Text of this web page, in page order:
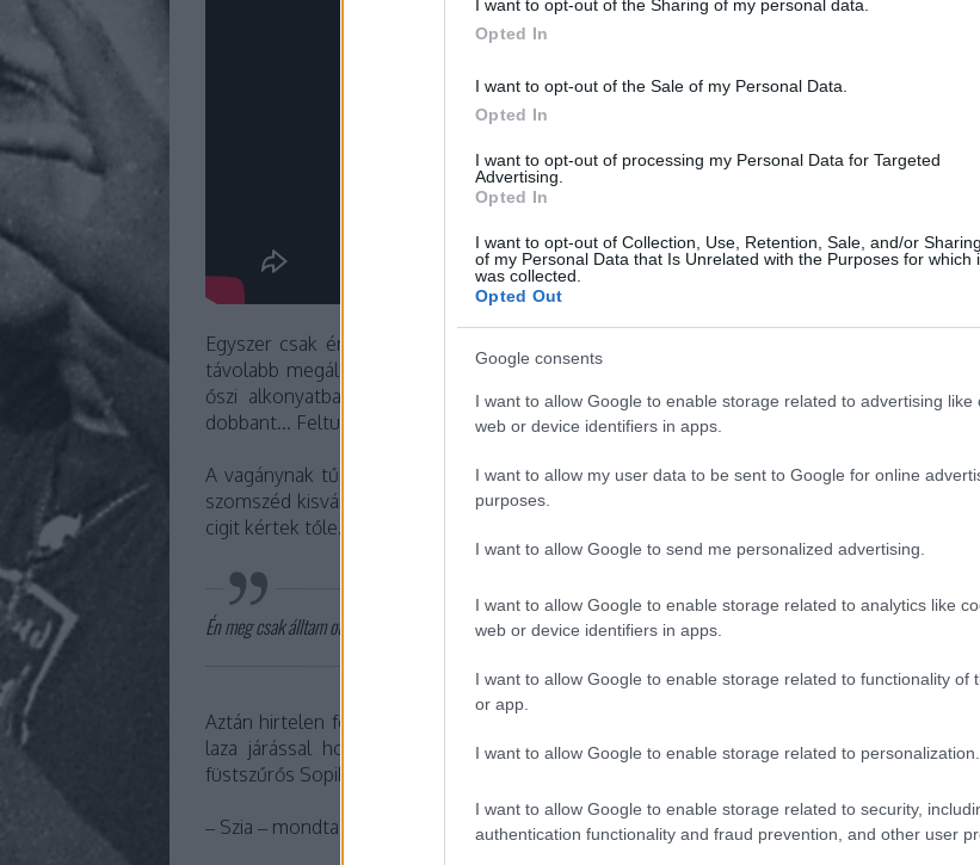
I want to opt-out of the Sharing of my personal data.
Opted In
I want to opt-out of the Sale of my Personal Data.
Opted In
I want to opt-out of processing my Personal Data for Targeted
Advertising.
Opted In
I want to opt-out of Collection, Use, Retention, Sale, and/or Sharing
of my Personal Data that Is Unrelated with the Purposes for which
was collected.
Opted Out
Google consents
I want to allow Google to enable storage related to advertising like
web or device identifiers in apps.
I want to allow my user data to be sent to Google for online
purposes.
I want to allow Google to send me personalized advertising.
I want to allow Google to enable storage related to analytics like
web or device identifiers in apps.
I want to allow Google to enable storage related to functionality of
or app.
I want to allow Google to enable storage related to personalization.
I want to allow Google to enable storage related to security,
authentication functionality and fraud prevention, and other user
Egyszer csak érkezett egy kismotor, rajta egy narancssárga-fekete bukósisakos srác.
távolabb megállt. Leállította a motort, levette a sisakját, aztán leszállt a járművéről. A
őszi alkonyatban nem láttam az arcát, csak lobogó, sötétbarna haját. A szívem
dobbant... Feltuningolt Komár moped... széles váll… hosszú haj... Ő lehet az.
A vagánynak tűnő srác rágyújtott, majd lassan felém indult. De még nem látott meg.
szomszéd kisvárosban élt, mégis egyből haverok hada üdvözölte. Kezeltek vele,
cigit kértek tőle. Nevettek mindannyian.
Én meg csak álltam ott, szorosan a falnak tapadva, és vártam.
Aztán hirtelen felnézett. Ekkor végre rám villant a szeme. Ellépett a társaitól, és
laza járással hozzám sétált. Magabiztosan megállt előttem, még egy utolsót slukkolt
füstszűrős Sopiból.
‒ Szia ‒ mondta csendesen ‒, Szenes vagyok.